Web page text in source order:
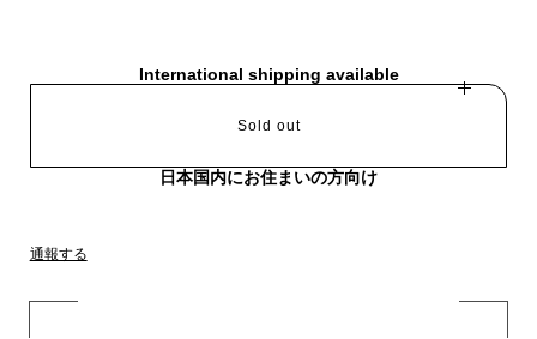
International shipping available
Sold out
日本国内にお住まいの方向け
通報する